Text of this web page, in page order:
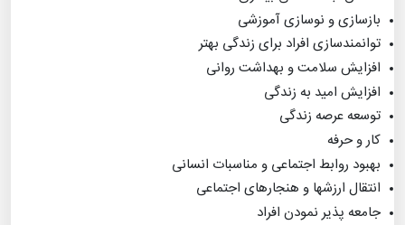
بازسازی و نوسازی آموزشی
توانمندسازی افراد برای زندگی بهتر
افزایش سلامت و بهداشت روانی
افزایش امید به زندگی
توسعه عرصه زندگی
کار و حرفه
بهبود روابط اجتماعی و مناسبات انسانی
انتقال ارزشها و هنجارهای اجتماعی
جامعه پذیر نمودن افراد